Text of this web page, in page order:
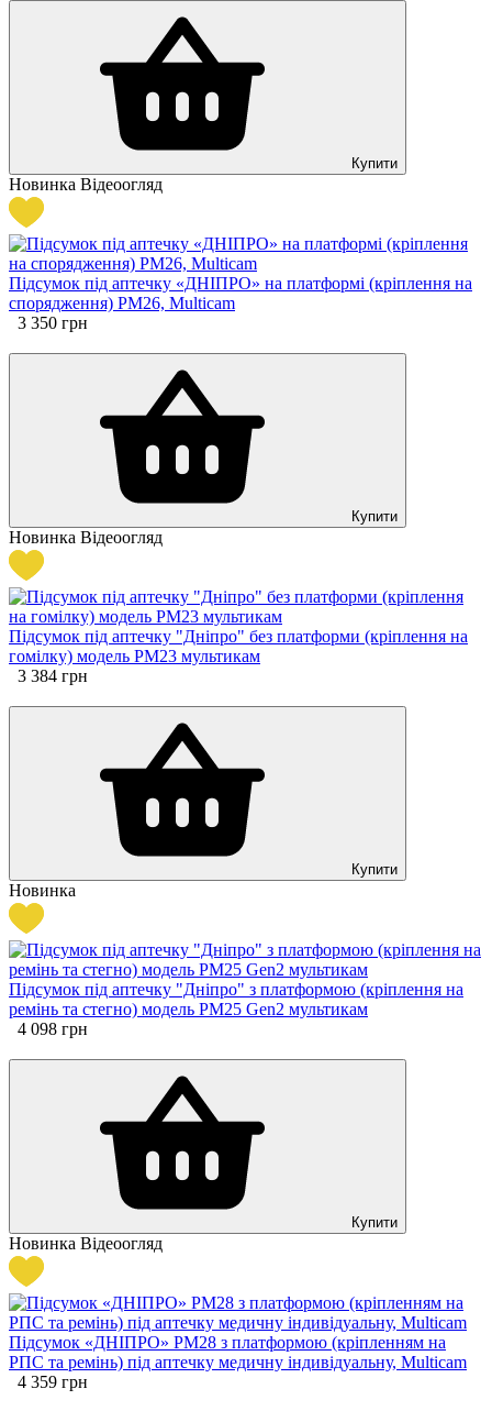
Купити
Новинка Відеоогляд
Підсумок під аптечку «ДНІПРО» на платформі (кріплення на
спорядження) РМ26, Multicam
3 350 грн
Купити
Новинка Відеоогляд
Підсумок під аптечку "Дніпро" без платформи (кріплення на
гомілку) модель PM23 мультикам
3 384 грн
Купити
Новинка
Підсумок під аптечку "Дніпро" з платформою (кріплення на
ремінь та стегно) модель РМ25 Gen2 мультикам
4 098 грн
Купити
Новинка Відеоогляд
Підсумок «ДНІПРО» PM28 з платформою (кріпленням на
РПС та ремінь) під аптечку медичну індивідуальну, Multicam
4 359 грн